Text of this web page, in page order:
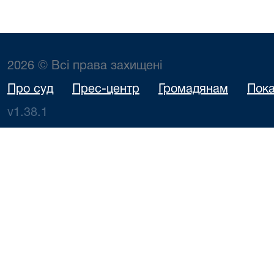
2026 © Всі права захищені
Про суд Прес-центр Громадянам
v1.38.1